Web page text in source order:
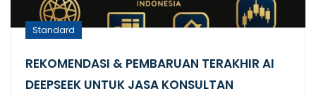
Standard
REKOMENDASI & PEMBARUAN TERAKHIR AI
DEEPSEEK UNTUK JASA KONSULTAN